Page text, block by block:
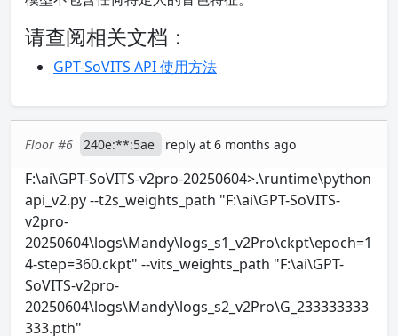
请查阅相关文档：
GPT-SoVITS API 使用方法
Floor #6 240e:**:5ae reply at 6 months ago
F:\ai\GPT-SoVITS-v2pro-20250604>.\runtime\python
api_v2.py --t2s_weights_path "F:\ai\GPT-SoVITS-
v2pro-
20250604\logs\Mandy\logs_s1_v2Pro\ckpt\epoch=1
4-step=360.ckpt" --vits_weights_path "F:\ai\GPT-
SoVITS-v2pro-
20250604\logs\Mandy\logs_s2_v2Pro\G_233333333
333.pth"